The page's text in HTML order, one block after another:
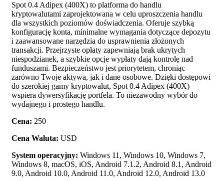
Spot 0.4 Adipex (400X) to platforma do handlu
kryptowalutami zaprojektowana w celu uproszczenia handlu
dla wszystkich poziomów doświadczenia. Oferuje szybką
konfigurację konta, minimalne wymagania dotyczące depozytu
i zaawansowane narzędzia do usprawnienia złożonych
transakcji. Przejrzyste opłaty zapewniają brak ukrytych
niespodzianek, a szybkie opcje wypłaty dają kontrolę nad
funduszami. Bezpieczeństwo jest priorytetem, chroniąc
zarówno Twoje aktywa, jak i dane osobowe. Dzięki dostępowi
do szerokiej gamy kryptowalut, Spot 0.4 Adipex (400X)
wspiera dywersyfikację portfela. To niezawodny wybór do
wydajnego i prostego handlu.
Cena: 250
Cena Waluta: USD
System operacyjny: Windows 11, Windows 10, Windows 7,
Windows 8, macOS, iOS, Android 7.1.2, Android 8.1, Android
9.0, Android 10.0, Android 11.0, Android 12.0, Android 13.0